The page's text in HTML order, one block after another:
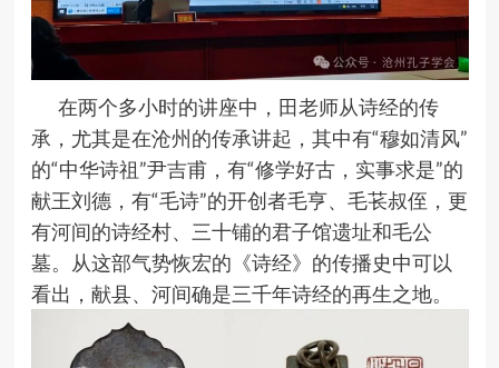
在两个多小时的讲座中，田老师从诗经的传
承，尤其是在沧州的传承讲起，其中有“穆如清风”
的“中华诗祖”尹吉甫，有“修学好古，实事求是”的
献王刘德，有“毛诗”的开创者毛亨、毛苌叔侄，更
有河间的诗经村、三十铺的君子馆遗址和毛公
墓。从这部气势恢宏的《诗经》的传播史中可以
看出，献县、河间确是三千年诗经的再生之地。